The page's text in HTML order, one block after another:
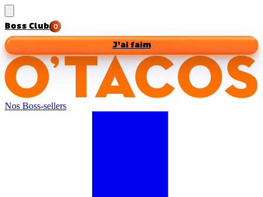
Boss Club
J’ai faim
Nos Boss-sellers